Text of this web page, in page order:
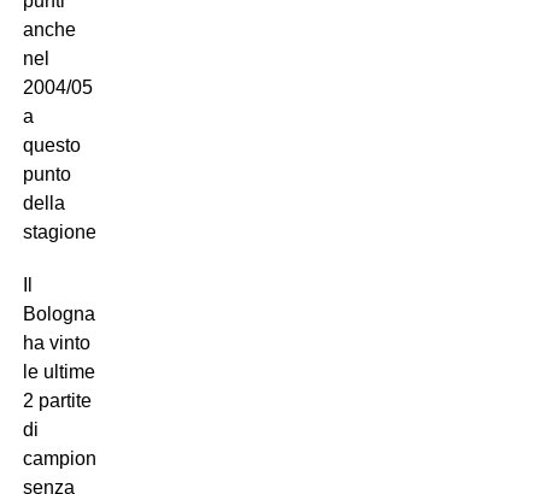
anche
nel
2004/05
a
questo
punto
della
stagione).
Bologna
ha vinto
le ultime
2 partite
di
campionato
senza